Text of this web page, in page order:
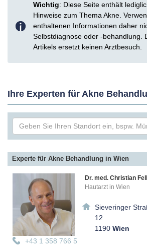
Wichtig: Diese Seite enthält
Hinweise zum Thema Akne.
enthaltenen Informationen daher
Selbstdiagnose oder -behandlung.
Artikels ersetzt keinen Arztbesuch.
Ihre Experten für Akne
Experte für Akne Behandlung in Wien
Dr. med. Christian
Hautarzt in Wien
Sieveringer
12
1190Wien
+43 1 358 766 5